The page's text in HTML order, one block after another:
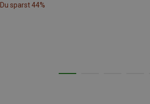
Du sparst 44%